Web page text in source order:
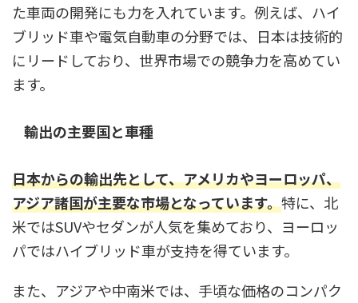
た車両の開発にも力を入れています。例えば、ハイ
ブリッド車や電気自動車の分野では、日本は技術的
にリードしており、世界市場での競争力を高めてい
ます。
輸出の主要国と車種
日本からの輸出先として、アメリカやヨーロッパ、
アジア諸国が主要な市場となっています。特に、北
米ではSUVやセダンが人気を集めており、ヨーロッ
パではハイブリッド車が支持を得ています。
また、アジアや中南米では、手頃な価格のコンパク